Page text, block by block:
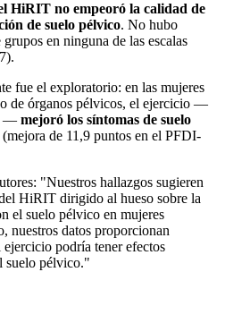
HiRIT no empeoró la calidad de
de suelo pélvico. No hubo
en ninguna de las escalas
fue el exploratorio: en las mujeres
de órganos pélvicos, el ejercicio —
— mejoró los síntomas de suelo
de 11,9 puntos en el PFDI-
"Nuestros hallazgos sugieren
HiRIT dirigido al hueso sobre la
el suelo pélvico en mujeres
nuestros datos proporcionan
podría tener efectos
suelo pélvico."